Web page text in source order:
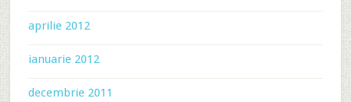
aprilie 2012
ianuarie 2012
decembrie 2011